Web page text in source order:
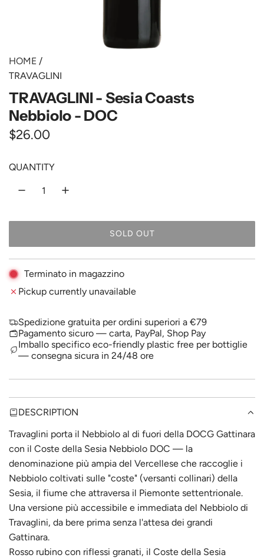
HOME /
TRAVAGLINI
TRAVAGLINI - Sesia Coasts
Nebbiolo - DOC
R
g
r
p
r
i
c
$26.00
QUANTITY
SOLD OUT
L
I
G
.
.
Terminato in magazzino
Pickup currently unavailable
Spedizione gratuita per ordini superiori a €79
Pagamento sicuro — carta, PayPal, Shop Pay
Imballo specifico eco-friendly plastic free per bottiglie
— consegna sicura in 24/48 ore
DESCRIPTION
Travaglini porta il Nebbiolo al di fuori della DOCG Gattinara
con il Coste della Sesia Nebbiolo DOC — la
denominazione più ampia del Vercellese che raccoglie i
Nebbiolo coltivati sulle "coste" (versanti collinari) della
Sesia, il fiume che attraversa il Piemonte settentrionale.
Una versione più accessibile e immediata del Nebbiolo di
Travaglini, da bere prima senza l'attesa dei grandi
Gattinara.
Rosso rubino con riflessi granati, il Coste della Sesia